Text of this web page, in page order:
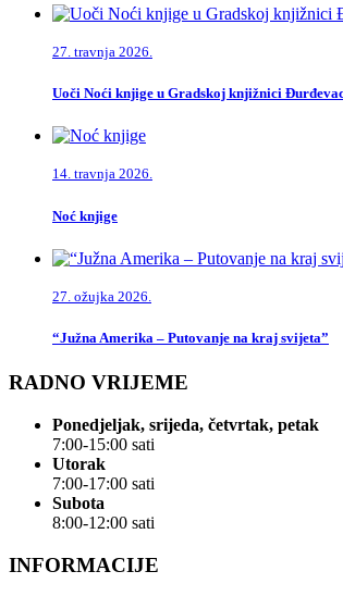
27. travnja 2026.
Uoči Noći knjige u Gradskoj knjižnici
14. travnja 2026.
Noć knjige
27. ožujka 2026.
“Južna Amerika – Putovanje na kraj svijeta”
RADNO VRIJEME
Ponedjeljak, srijeda, četvrtak, petak
7:00-15:00 sati
Utorak
7:00-17:00 sati
Subota
8:00-12:00 sati
INFORMACIJE